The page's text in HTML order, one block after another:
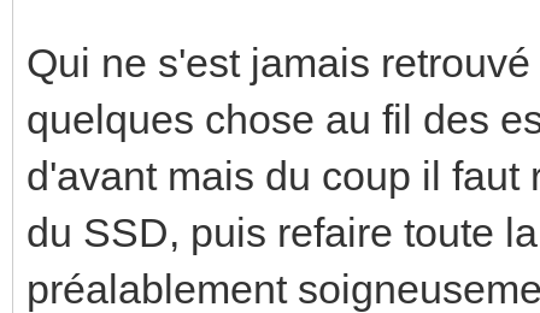
Qui ne s'est jamais
quelques chose au fil des
d'avant mais du coup il
du SSD, puis refaire toute
préalablement